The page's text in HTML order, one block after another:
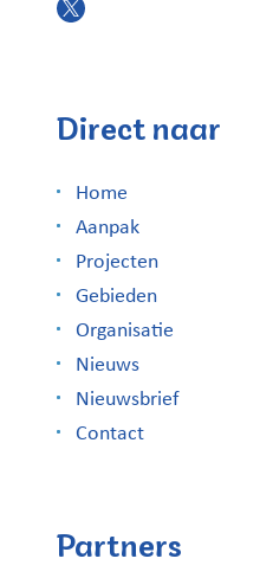
Direct naar
Home
Aanpak
Projecten
Gebieden
Organisatie
Nieuws
Nieuwsbrief
Contact
Partners